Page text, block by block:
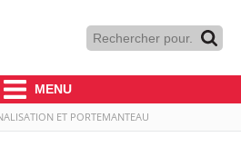
MENU
ET PORTEMANTEAU